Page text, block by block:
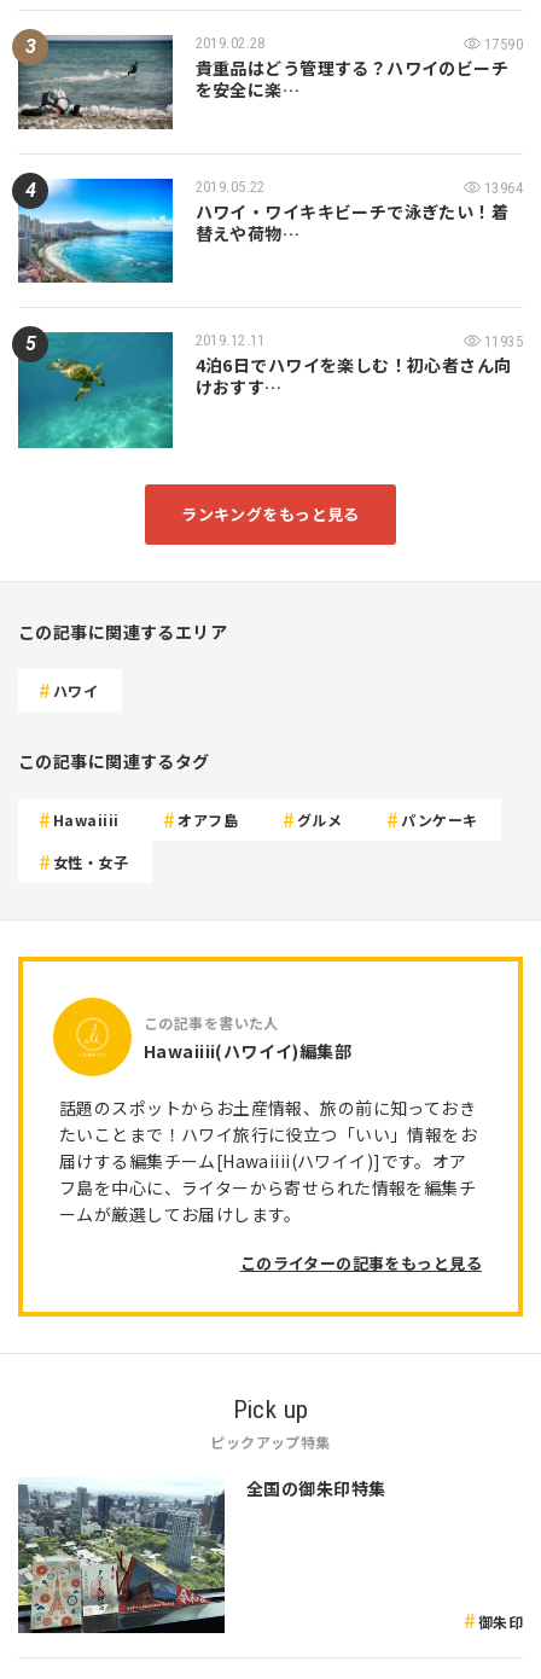
2019.02.28 17590
貴重品はどう管理する？ハワイのビーチ
を安全に楽…
2019.05.22 13964
ハワイ・ワイキキビーチで泳ぎたい！着
替えや荷物…
2019.12.11 11935
4泊6日でハワイを楽しむ！初心者さん向
けおすす…
ランキングをもっと見る
この記事に関連するエリア
ハワイ
この記事に関連するタグ
Hawaiiii オアフ島 グルメ パンケーキ
女性・女子
Hawaiiii(ハワイイ)編集部
話題のスポットからお土産情報、旅の前に知っておき
たいことまで！ハワイ旅行に役立つ「いい」情報をお
届けする編集チーム[Hawaiiii(ハワイイ)]です。オア
フ島を中心に、ライターから寄せられた情報を編集チ
ームが厳選してお届けします。
このライターの記事をもっと見る
Pick up
ピックアップ特集
全国の御朱印特集
御朱印